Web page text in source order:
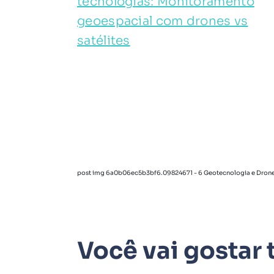
post img 6a0b06ec5b3bf6.09824671 - 6 Geotecnologia e
Você vai gostar